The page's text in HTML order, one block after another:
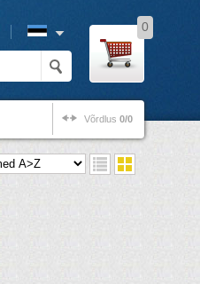
0
Võrdlus 0/0